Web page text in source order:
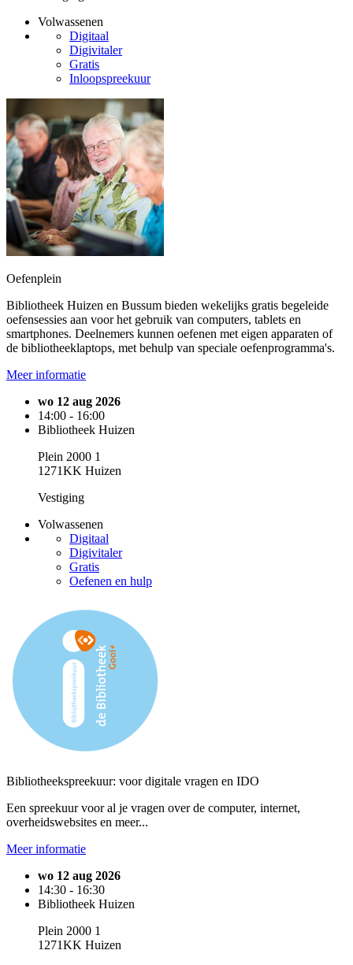
Volwassenen
Digitaal
Digivitaler
Gratis
Inloopspreekuur
Oefenplein
Bibliotheek Huizen en Bussum bieden wekelijks gratis begeleide
oefensessies aan voor het gebruik van computers, tablets en
smartphones. Deelnemers kunnen oefenen met eigen apparaten of
de bibliotheeklaptops, met behulp van speciale oefenprogramma's.
Meer informatie
wo 12 aug 2026
14:00 - 16:00
Bibliotheek Huizen
Plein 2000 1
1271KK Huizen
Vestiging
Volwassenen
Digitaal
Digivitaler
Gratis
Oefenen en hulp
Bibliotheekspreekuur: voor digitale vragen en IDO
Een spreekuur voor al je vragen over de computer, internet,
overheidswebsites en meer...
Meer informatie
wo 12 aug 2026
14:30 - 16:30
Bibliotheek Huizen
Plein 2000 1
1271KK Huizen